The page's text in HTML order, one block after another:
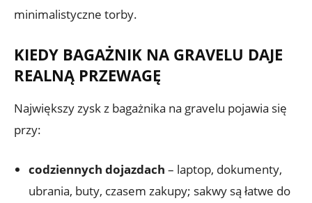
minimalistyczne torby.
KIEDY BAGAŻNIK NA GRAVELU DAJE
REALNĄ PRZEWAGĘ
Największy zysk z bagażnika na gravelu pojawia się
przy:
codziennych dojazdach – laptop, dokumenty,
ubrania, buty, czasem zakupy; sakwy są łatwe do